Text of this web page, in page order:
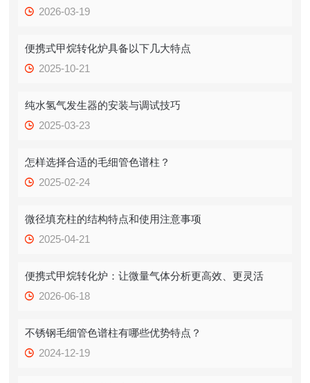
2026-03-19
便携式甲烷转化炉具备以下几大特点
2025-10-21
纯水氢气发生器的安装与调试技巧
2025-03-23
怎样选择合适的毛细管色谱柱？
2025-02-24
微径填充柱的结构特点和使用注意事项
2025-04-21
便携式甲烷转化炉：让微量气体分析更高效、更灵活
2026-06-18
不锈钢毛细管色谱柱有哪些优势特点？
2024-12-19